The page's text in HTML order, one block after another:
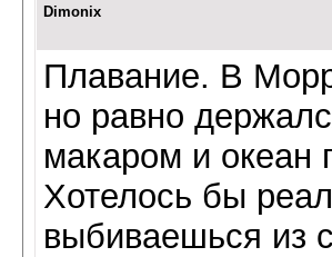
Dimonix
Плавание. В
но равно
макаром и океан
Хотелось бы
выбиваешься из